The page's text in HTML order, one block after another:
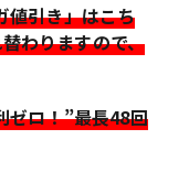
値引き」はこち
わりますので、
ゼロ！”最長48回